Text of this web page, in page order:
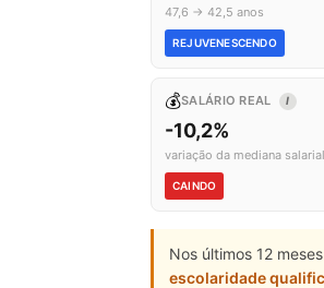
47,6 → 42,5 anos
REJUVENESCENDO
💰SALÁRIO REAL I
-10,2%
variação da mediana salarial
CAINDO
Nos últimos 12
escolaridade